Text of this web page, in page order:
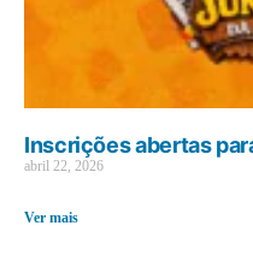
Inscrições abertas
abril 22, 2026
Ver mais